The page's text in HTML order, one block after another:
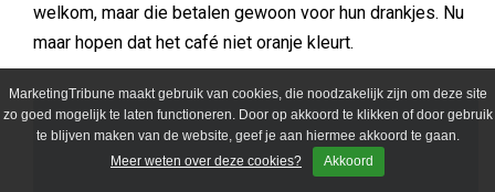
MarketingTribune maakt gebruik van cookies, die noodzakelijk zijn om deze site
zo goed mogelijk te laten functioneren. Door op akkoord te klikken of door gebruik
te blijven maken van de website, geef je aan hiermee akkoord te gaan.
Meer weten over deze cookies?
Akkoord
welkom, maar die betalen gewoon voor hun drankjes. Nu
maar hopen dat het café niet oranje kleurt.